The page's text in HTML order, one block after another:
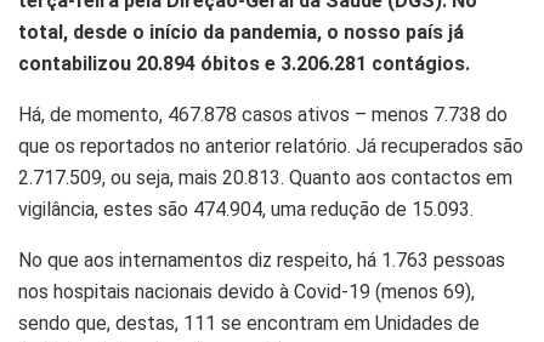
total, desde o início da pandemia, o nosso país já
contabilizou 20.894 óbitos e 3.206.281 contágios.
Há, de momento, 467.878 casos ativos – menos 7.738 do
que os reportados no anterior relatório. Já recuperados são
2.717.509, ou seja, mais 20.813. Quanto aos contactos em
vigilância, estes são 474.904, uma redução de 15.093.
No que aos internamentos diz respeito, há 1.763 pessoas
nos hospitais nacionais devido à Covid-19 (menos 69),
sendo que, destas, 111 se encontram em Unidades de